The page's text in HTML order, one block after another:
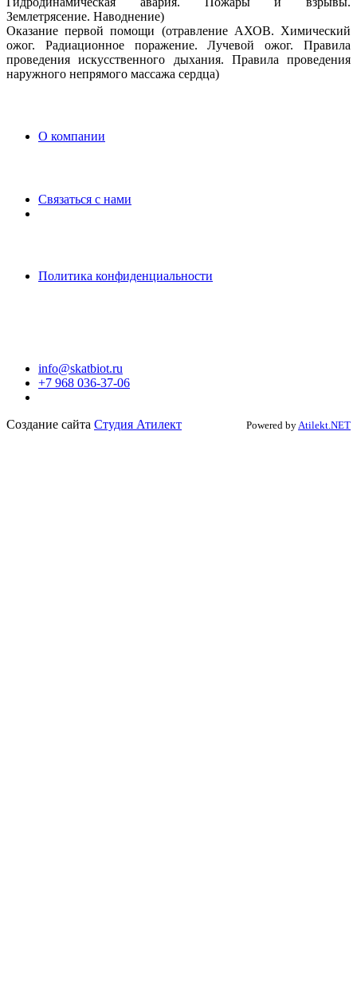
Землетрясение. Наводнение)
Оказание первой помощи (отравление АХОВ. Химический
ожог. Радиационное поражение. Лучевой ожог. Правила
проведения искусственного дыхания. Правила проведения
наружного непрямого массажа сердца)
O компании
Связаться с нами
Политика конфиденциальности
info@skatbiot.ru
+7 968 036-37-06
Создание сайта Студия Атилект Powered byAtilekt.NET